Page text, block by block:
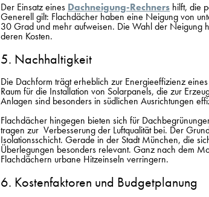
Der Einsatz eines Dachneigung-Rechners hilft, die
Generell gilt: Flachdächer haben eine Neigung von
30 Grad und mehr aufweisen. Die Wahl der Neigung
deren Kosten.
5. Nachhaltigkeit
Die Dachform trägt erheblich zur Energieeffizienz
Raum für die Installation von Solarpanels, die zur
Anlagen sind besonders in südlichen Ausrichtungen
Flachdächer hingegen bieten sich für
tragen zur Verbesserung der Luftqualität bei. Der
Isolationsschicht. Gerade in der Stadt München, die
Überlegungen besonders relevant. Ganz nach dem
Flachdächern urbane Hitzeinseln verringern.
6. Kostenfaktoren und Budgetplanung